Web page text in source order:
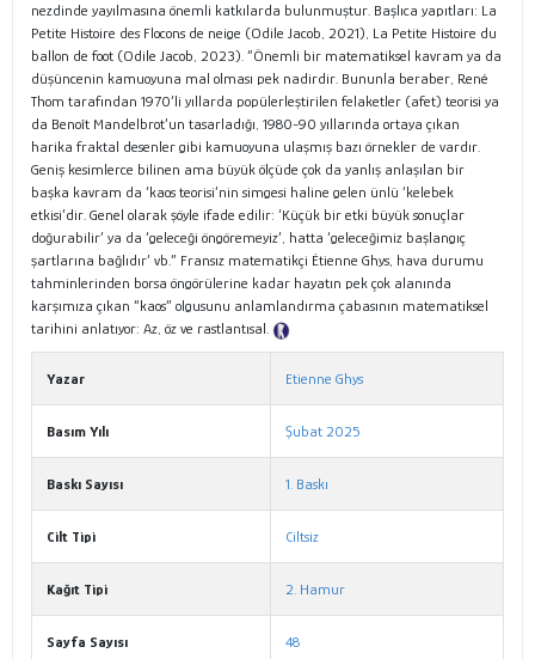
nezdinde yayılmasına önemli katkılarda bulunmuştur. Başlıca yapıtları: La
Petite Histoire des Flocons de neige (Odile Jacob, 2021), La Petite Histoire du
ballon de foot (Odile Jacob, 2023). “Önemli bir matematiksel kavram ya da
düşüncenin kamuoyuna mal olması pek nadirdir. Bununla beraber, René
Thom tarafından 1970’li yıllarda popülerleştirilen felaketler (afet) teorisi ya
da Benoît Mandelbrot’un tasarladığı, 1980-90 yıllarında ortaya çıkan
harika fraktal desenler gibi kamuoyuna ulaşmış bazı örnekler de vardır.
Geniş kesimlerce bilinen ama büyük ölçüde çok da yanlış anlaşılan bir
başka kavram da ‘kaos teorisi’nin simgesi haline gelen ünlü ‘kelebek
etkisi’dir. Genel olarak şöyle ifade edilir: ‘Küçük bir etki büyük sonuçlar
doğurabilir’ ya da ‘geleceği öngöremeyiz’, hatta ‘geleceğimiz başlangıç
şartlarına bağlıdır’ vb.” Fransız matematikçi Étienne Ghys, hava durumu
tahminlerinden borsa öngörülerine kadar hayatın pek çok alanında
karşımıza çıkan “kaos” olgusunu anlamlandırma çabasının matematiksel
tarihini anlatıyor: Az, öz ve rastlantısal.
Yazar Etienne Ghys
Basım Yılı Şubat 2025
Baskı Sayısı 1. Baskı
Cilt Tipi Ciltsiz
Kağıt Tipi 2. Hamur
Sayfa Sayısı 48